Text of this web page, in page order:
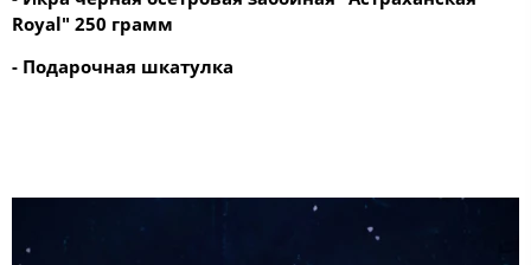
Royal" 250 грамм
- Подарочная шкатулка